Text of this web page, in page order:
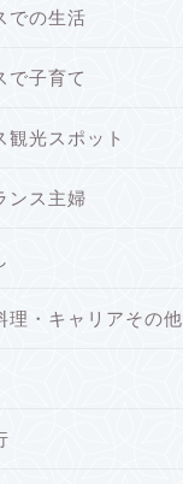
での生活
で子育て
観光スポット
ンス主婦
理・キャリアその他